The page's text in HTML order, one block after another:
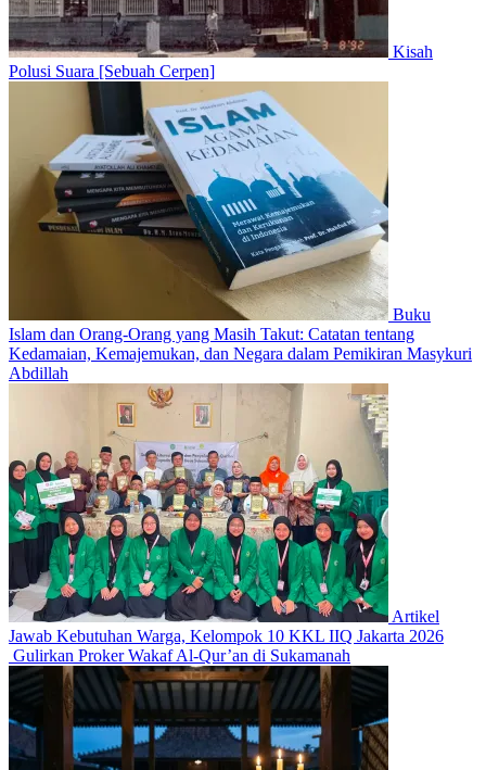
Kisah
Polusi Suara [Sebuah Cerpen]
Buku
Islam dan Orang-Orang yang Masih Takut: Catatan tentang
Kedamaian, Kemajemukan, dan Negara dalam Pemikiran Masykuri
Abdillah
Artikel
Jawab Kebutuhan Warga, Kelompok 10 KKL IIQ Jakarta 2026
Gulirkan Proker Wakaf Al-Qur’an di Sukamanah